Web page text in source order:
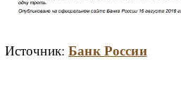
Источник:Банк России